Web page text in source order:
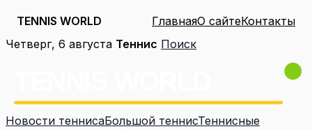
TENNIS WORLD ГлавнаяО сайтеКонтакты
Перейти
Четверг, 6 августа Теннис Поиск
Новости теннисаБольшой теннисТеннисные